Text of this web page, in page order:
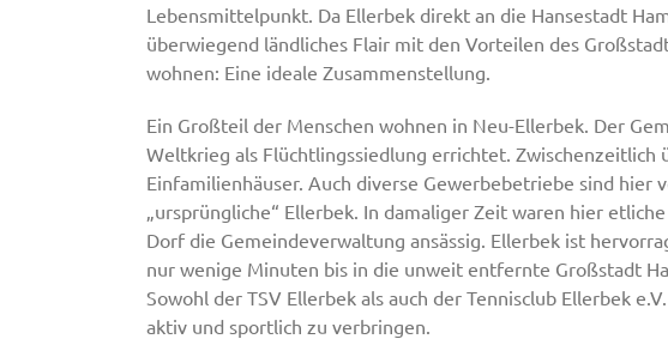
Lebensmittelpunkt. Da Ellerbek direkt an die Hansestadt
überwiegend ländliches Flair mit den Vorteilen des
wohnen: Eine ideale Zusammenstellung.
Ein Großteil der Menschen wohnen in Neu-Ellerbek. Der
Weltkrieg als Flüchtlingssiedlung errichtet.
Einfamilienhäuser. Auch diverse Gewerbebetriebe sind
„ursprüngliche“ Ellerbek. In damaliger Zeit waren hier
Dorf die Gemeindeverwaltung ansässig. Ellerbek ist
nur wenige Minuten bis in die unweit entfernte Großstadt
Sowohl der TSV Ellerbek als auch der Tennisclub Ellerbek
aktiv und sportlich zu verbringen.